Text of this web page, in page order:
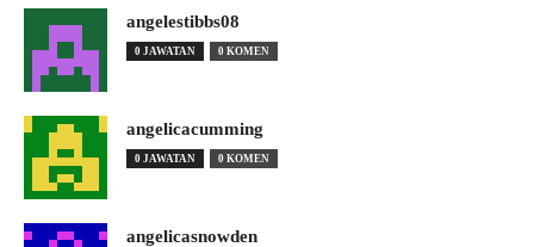
angelestibbs08
0 JAWATAN 0 KOMEN
angelicacumming
0 JAWATAN 0 KOMEN
angelicasnowden